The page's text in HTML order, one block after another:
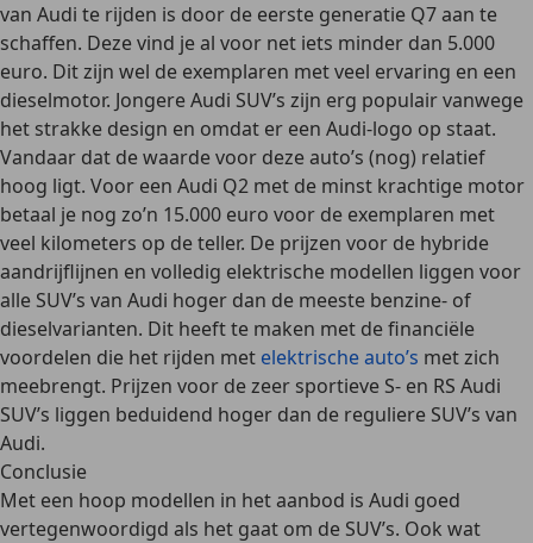
van Audi te rijden is door de eerste generatie Q7 aan te
schaffen. Deze vind je al voor net iets minder dan 5.000
euro. Dit zijn wel de exemplaren met veel ervaring en een
dieselmotor. Jongere Audi SUV’s zijn erg populairvanwege
het strakke design en omdat er een Audi-logo op staat.
Vandaar dat de waarde voor deze auto’s (nog) relatief
hoog ligt. Voor een Audi Q2 met de minst krachtige motor
betaal je nog zo’n 15.000 euro voor de exemplaren met
veel kilometers op de teller. De prijzen voor de hybride
aandrijflijnen en volledig elektrische modellen liggen voor
alle SUV’s van Audi hoger dan de meeste benzine- of
dieselvarianten. Dit heeft te maken met de financiële
voordelen die het rijden met elektrische auto’s met zich
meebrengt. Prijzen voor de zeer sportieve S- en RS Audi
SUV’s liggen beduidend hoger dan de reguliere SUV’s van
Audi.
Conclusie
Met een hoop modellen in het aanbod is Audi goed
vertegenwoordigd als het gaat om de SUV’s. Ook wat